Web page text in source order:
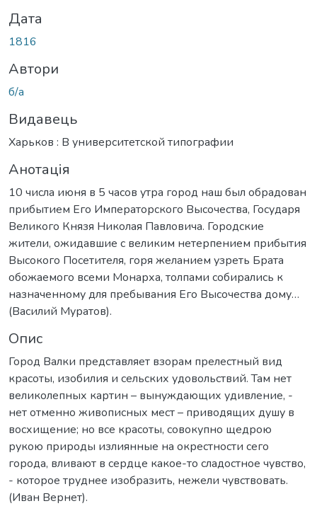
Дата
1816
Автори
б/а
Видавець
Харьков : В университетской типографии
Анотація
10 числа июня в 5 часов утра город наш был обрадован
прибытием Его Императорского Высочества, Государя
Великого Князя Николая Павловича. Городские
жители, ожидавшие с великим нетерпением прибытия
Высокого Посетителя, горя желанием узреть Брата
обожаемого всеми Монарха, толпами собирались к
назначенному для пребывания Его Высочества дому…
(Василий Муратов).
Опис
Город Валки представляет взорам прелестный вид
красоты, изобилия и сельских удовольствий. Там нет
великолепных картин – вынуждающих удивление, -
нет отменно живописных мест – приводящих душу в
восхищение; но все красоты, совокупно щедрою
рукою природы излиянные на окрестности сего
города, вливают в сердце какое-то сладостное чувство,
- которое труднее изобразить, нежели чувствовать.
(Иван Вернет).